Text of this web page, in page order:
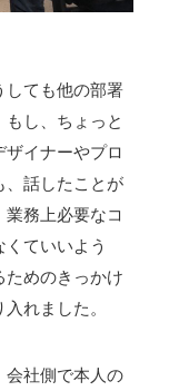
しても他の部署
し、ちょっと
ザイナーやプロ
、話したことが
務上必要なコ
ていいよう
ためのきっかけ
れました。
会社側で本人の